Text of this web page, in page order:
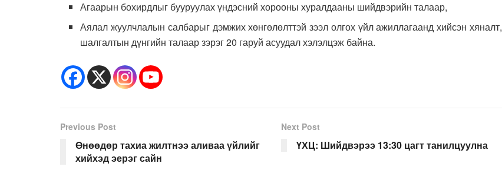
Агаарын бохирдлыг бууруулах үндэсний хорооны хуралдааны шийдвэрийн талаар,
Аялал жуулчлалын салбарыг дэмжих хөнгөлөлттэй зээл олгох үйл ажиллагаанд хийсэн хяналт,
шалгалтын дүнгийн талаар зэрэг 20 гаруй асуудал хэлэлцэж байна.
Previous Post
Өнөөдөр тахиа жилтнээ аливаа үйлийг
хийхэд эерэг сайн
Next Post
ҮХЦ: Шийдвэрээ 13:30 цагт танилцуулна